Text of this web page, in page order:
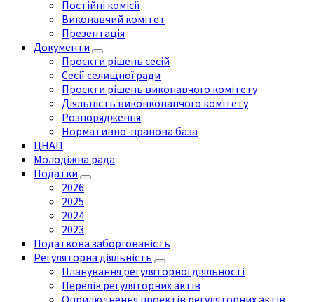
Постійні комісії
Виконавчий комітет
Презентація
Документи
Проєкти рішень сесій
Сесії селищної ради
Проєкти рішень виконавчого комітету
Діяльність виконконавчого комітету
Розпорядження
Нормативно-правова база
ЦНАП
Молодіжна рада
Податки
2026
2025
2024
2023
Податкова заборгованість
Регуляторна діяльність
Планування регуляторної діяльності
Перелік регуляторних актів
Оприлюднення проектів регуляторних актів